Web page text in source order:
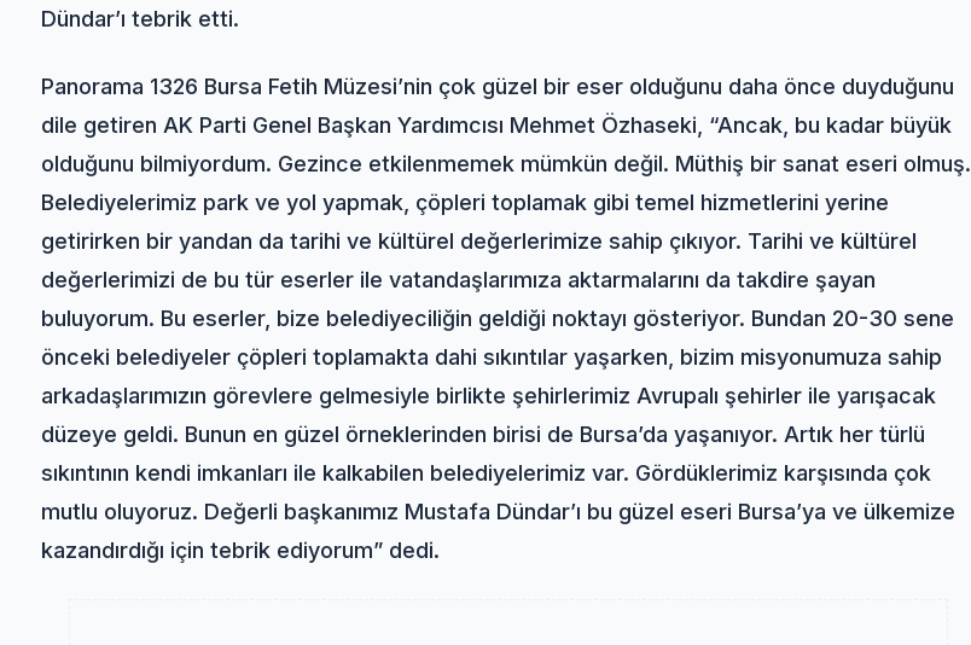
Dündar’ı tebrik etti.
Panorama 1326 Bursa Fetih Müzesi’nin çok güzel bir eser olduğunu daha önce duyduğunu
dile getiren AK Parti Genel Başkan Yardımcısı Mehmet Özhaseki, “Ancak, bu kadar büyük
olduğunu bilmiyordum. Gezince etkilenmemek mümkün değil. Müthiş bir sanat eseri olmuş.
Belediyelerimiz park ve yol yapmak, çöpleri toplamak gibi temel hizmetlerini yerine
getirirken bir yandan da tarihi ve kültürel değerlerimize sahip çıkıyor. Tarihi ve kültürel
değerlerimizi de bu tür eserler ile vatandaşlarımıza aktarmalarını da takdire şayan
buluyorum. Bu eserler, bize belediyeciliğin geldiği noktayı gösteriyor. Bundan 20-30 sene
önceki belediyeler çöpleri toplamakta dahi sıkıntılar yaşarken, bizim misyonumuza sahip
arkadaşlarımızın görevlere gelmesiyle birlikte şehirlerimiz Avrupalı şehirler ile yarışacak
düzeye geldi. Bunun en güzel örneklerinden birisi de Bursa’da yaşanıyor. Artık her türlü
sıkıntının kendi imkanları ile kalkabilen belediyelerimiz var. Gördüklerimiz karşısında çok
mutlu oluyoruz. Değerli başkanımız Mustafa Dündar’ı bu güzel eseri Bursa’ya ve ülkemize
kazandırdığı için tebrik ediyorum” dedi.